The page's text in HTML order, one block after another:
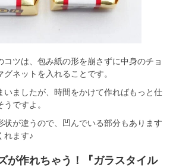
ツは、包み紙の形を崩さずに中身のチョ
ネットを入れることです。
いましたが、時間をかけて作ればもっと仕
ですよ。
状が違うので、凹んでいる部分もあります
れます♪
が作れちゃう！『ガラスタイル